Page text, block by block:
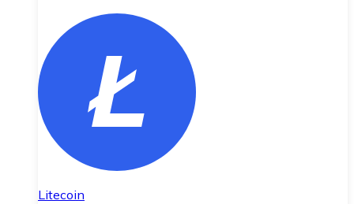
Litecoin